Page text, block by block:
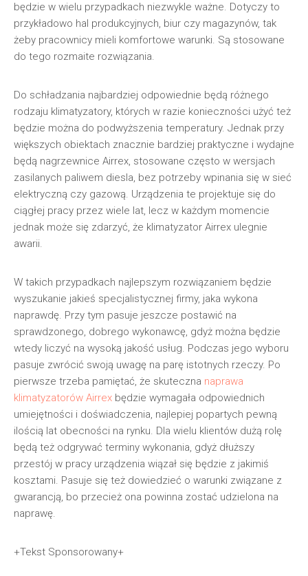
będzie w wielu przypadkach niezwykle ważne. Dotyczy to
przykładowo hal produkcyjnych, biur czy magazynów, tak
żeby pracownicy mieli komfortowe warunki. Są stosowane
do tego rozmaite rozwiązania.
Do schładzania najbardziej odpowiednie będą różnego
rodzaju klimatyzatory, których w razie konieczności użyć też
będzie można do podwyższenia temperatury. Jednak przy
większych obiektach znacznie bardziej praktyczne i wydajne
będą nagrzewnice Airrex, stosowane często w wersjach
zasilanych paliwem diesla, bez potrzeby wpinania się w sieć
elektryczną czy gazową. Urządzenia te projektuje się do
ciągłej pracy przez wiele lat, lecz w każdym momencie
jednak może się zdarzyć, że klimatyzator Airrex ulegnie
awarii.
W takich przypadkach najlepszym rozwiązaniem będzie
wyszukanie jakieś specjalistycznej firmy, jaka wykona
naprawdę. Przy tym pasuje jeszcze postawić na
sprawdzonego, dobrego wykonawcę, gdyż można będzie
wtedy liczyć na wysoką jakość usług. Podczas jego wyboru
pasuje zwrócić swoją uwagę na parę istotnych rzeczy. Po
pierwsze trzeba pamiętać, że skuteczna naprawa
klimatyzatorów Airrex będzie wymagała odpowiednich
umiejętności i doświadczenia, najlepiej popartych pewną
ilością lat obecności na rynku. Dla wielu klientów dużą rolę
będą też odgrywać terminy wykonania, gdyż dłuższy
przestój w pracy urządzenia wiązał się będzie z jakimiś
kosztami. Pasuje się też dowiedzieć o warunki związane z
gwarancją, bo przecież ona powinna zostać udzielona na
naprawę.
+Tekst Sponsorowany+